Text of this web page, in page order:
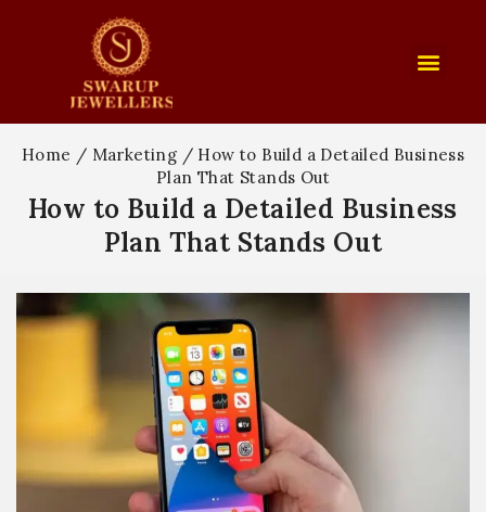
Home / Marketing / How to Build a Detailed Business
Plan That Stands Out
How to Build a Detailed Business
Plan That Stands Out